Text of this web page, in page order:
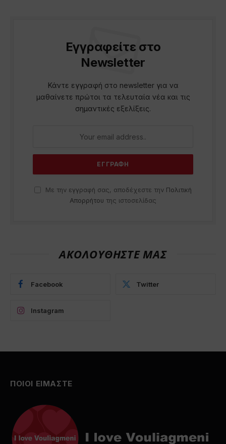
Εγγραφείτε στο
Newsletter
Κάντε εγγραφή στο newsletter για να
μαθαίνετε πρώτοι τα τελευταία νέα και τις
σημαντικές εξελίξεις.
Με την εγγραφή σας, αποδέχεστε την Πολιτική
Απορρήτου της ιστοσελίδας
ΑΚΟΛΟΥΘΗΣΤΕ ΜΑΣ
Facebook Twitter
Instagram
ΠΟΙΟΙ ΕΙΜΑΣΤΕ